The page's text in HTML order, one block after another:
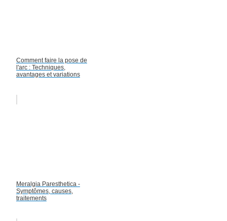
Comment faire la pose de
l'arc : Techniques,
avantages et variations
Meralgia Paresthetica -
Symptômes, causes,
traitements